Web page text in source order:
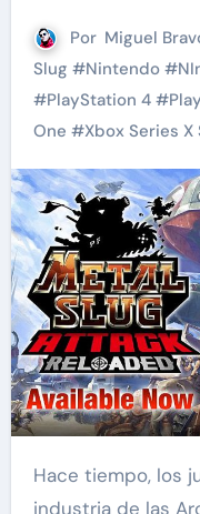
Por Miguel
Slug #Nintendo#
#PlayStation 4#
One #Xbox Series X
Hace tiempo, los juegos de SNK dominaban la
industria de las